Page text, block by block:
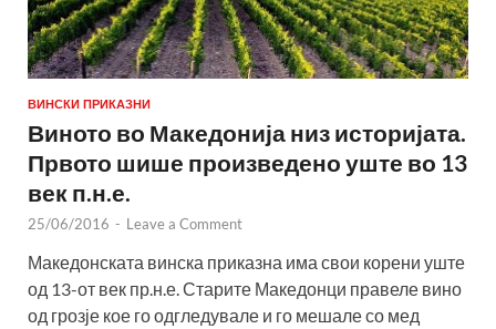
ВИНСКИ ПРИКАЗНИ
Виното во Македонија низ историјата.
Првото шише произведено уште во 13
век п.н.е.
25/06/2016 - Leave a Comment
Македонската винска приказна има свои корени уште
од 13-от век пр.н.е. Старите Македонци правеле вино
од грозје кое го одгледувале и го мешале со мед